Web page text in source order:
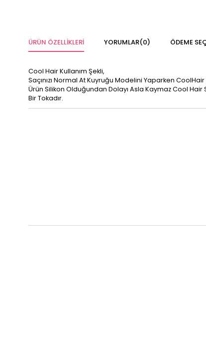
ÜRÜN ÖZELLIKLERI YORUMLAR(0) ÖDEME
Cool Hair Kullanım Şekli,
Saçınızı Normal At Kuyruğu Modelini Yaparken
Ürün Silikon Olduğundan Dolayı Asla Kaymaz Cool
Bir Tokadır.